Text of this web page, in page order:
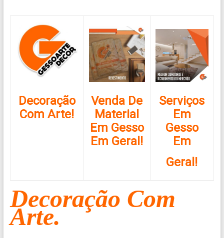
Decoração
Com Arte!
Venda De
Material
Em Gesso
Em Geral!
Serviços
Em
Gesso
Em
Geral!
Decoração Com
Arte.